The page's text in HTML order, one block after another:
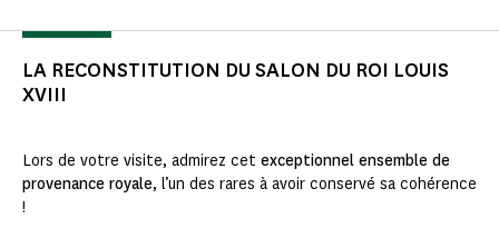
LA RECONSTITUTION DU SALON DU ROI LOUIS
XVIII
Lors de votre visite, admirez cet exceptionnel ensemble de
provenance royale, l’un des rares à avoir conservé sa cohérence
!